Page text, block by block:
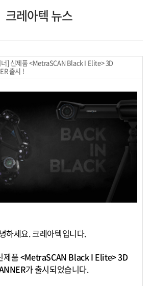
크레아텍 뉴스
] 신제품 <MetraSCAN Black I Elite> 3D
출시 !
하세요. 크레아텍입니다.
제품<MetraSCAN Black I Elite> 3D
가 출시되었습니다.